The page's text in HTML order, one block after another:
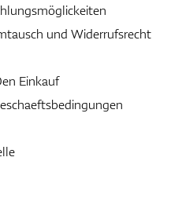
und Widerrufsrecht
Einkauf